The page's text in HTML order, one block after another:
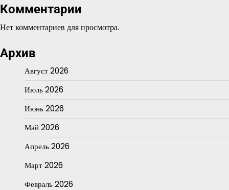
Комментарии
Нет комментариев для просмотра.
Архив
Август 2026
Июль 2026
Июнь 2026
Май 2026
Апрель 2026
Март 2026
Февраль 2026